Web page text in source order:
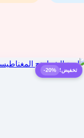
تخفيض! -20%